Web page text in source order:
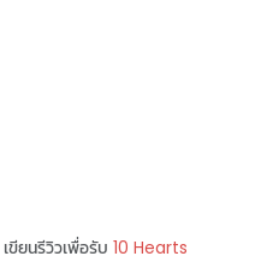
เขียนรีวิวเพื่อรับ 10 Hearts